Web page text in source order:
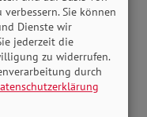
aus
Sie können
Dienste wir
jederzeit die
zu widerrufen.
durch